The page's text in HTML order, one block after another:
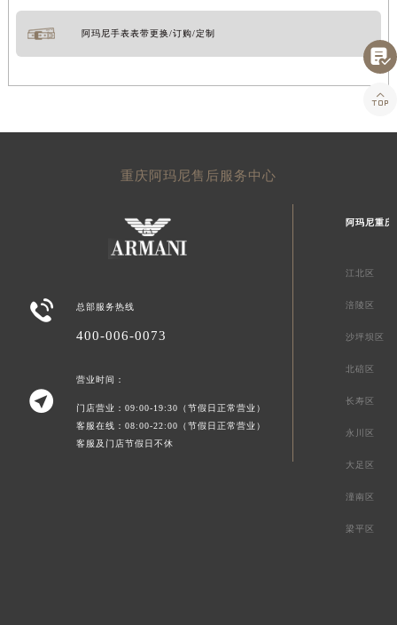
阿玛尼手表表带更换/订购/定制
重庆阿玛尼售后服务中心
 总部服务热线
400-006-0073

营业时间：
门店营业：09:00-19:30（节假日正常营业）
客服在线：08:00-22:00（节假日正常营业）
客服及门店节假日不休
阿玛尼重
江北区
涪陵区
沙坪坝区
北碚区
长寿区
永川区
大足区
潼南区
梁平区

